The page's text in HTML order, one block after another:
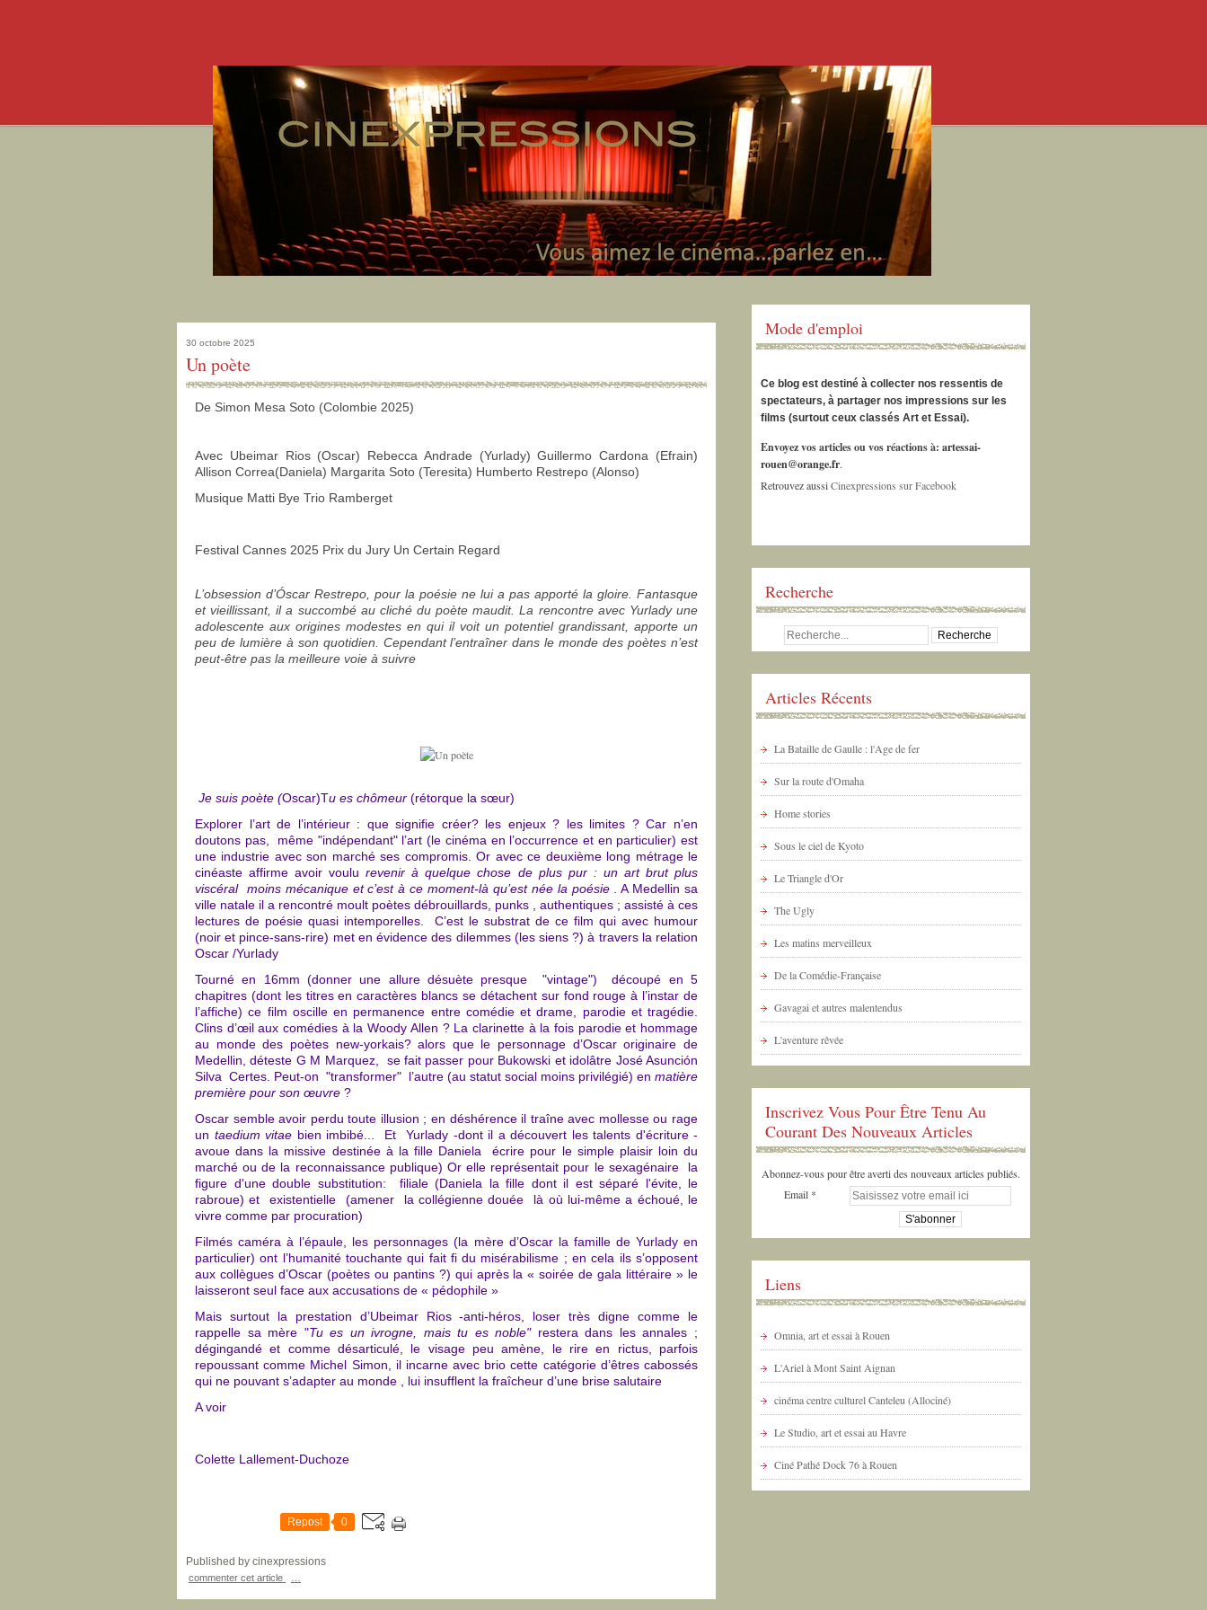
30 octobre 2025
Un poète
De Simon Mesa Soto (Colombie 2025)
Avec Ubeimar Rios (Oscar) Rebecca Andrade (Yurlady) Guillermo Cardona (Efrain)
Allison Correa(Daniela) Margarita Soto (Teresita) Humberto Restrepo (Alonso)
Musique Matti Bye Trio Ramberget
Festival Cannes 2025 Prix du Jury Un Certain Regard
L’obsession d’Óscar Restrepo, pour la poésie ne lui a pas apporté la gloire. Fantasque
et vieillissant, il a succombé au cliché du poète maudit. La rencontre avec Yurlady une
adolescente aux origines modestes en qui il voit un potentiel grandissant, apporte un
peu de lumière à son quotidien. Cependant l’entraîner dans le monde des poètes n’est
peut-être pas la meilleure voie à suivre
Je suis poète (Oscar)Tu es chômeur (rétorque la sœur)
Explorer l’art de l’intérieur : que signifie créer? les enjeux ? les limites ? Car n’en
doutons pas, même "indépendant" l’art (le cinéma en l’occurrence et en particulier) est
une industrie avec son marché ses compromis. Or avec ce deuxième long métrage le
cinéaste affirme avoir voulurevenir à quelque chose de plus pur : un art brut plus
viscéral moins mécanique et c’est à ce moment-là qu’est née la poésie. A Medellin sa
ville natale il a rencontré moult poètes débrouillards, punks , authentiques ; assisté à ces
lectures de poésie quasi intemporelles. C’est le substrat de ce film qui avec humour
(noir et pince-sans-rire) met en évidence des dilemmes (les siens ?) à travers la relation
Oscar /Yurlady
Tourné en 16mm (donner une allure désuète presque "vintage") découpé en 5
chapitres (dont les titres en caractères blancs se détachent sur fond rouge à l’instar de
l’affiche) ce film oscille en permanence entre comédie et drame, parodie et tragédie.
Clins d’œil aux comédies à la Woody Allen ? La clarinette à la fois parodie et hommage
au monde des poètes new-yorkais? alors que le personnage d’Oscar originaire de
Medellin, déteste G M Marquez, se fait passer pour Bukowski et idolâtre José Asunción
Silva Certes. Peut-on "transformer" l’autre (au statut social moins privilégié) en matière
première pour son œuvre ?
Oscar semble avoir perdu toute illusion ; en déshérence il traîne avec mollesse ou rage
un taedium vitae bien imbibé... Et Yurlady -dont il a découvert les talents d'écriture -
avoue dans la missive destinée à la fille Daniela écrire pour le simple plaisir loin du
marché ou de la reconnaissance publique) Or elle représentait pour le sexagénaire la
figure d'une double substitution: filiale (Daniela la fille dont il est séparé l'évite, le
rabroue) et existentielle (amener la collégienne douée là où lui-même a échoué, le
vivre comme par procuration)
Filmés caméra à l’épaule, les personnages (la mère d’Oscar la famille de Yurlady en
particulier) ont l’humanité touchante qui fait fi du misérabilisme ; en cela ils s’opposent
aux collègues d’Oscar (poètes ou pantins ?) qui après la « soirée de gala littéraire » le
laisseront seul face aux accusations de « pédophile »
Mais surtout la prestation d’Ubeimar Rios -anti-héros, loser très digne comme le
rappelle sa mère "Tu es un ivrogne, mais tu es noble" restera dans les annales ;
dégingandé et comme désarticulé, le visage peu amène, le rire en rictus, parfois
repoussant comme Michel Simon, il incarne avec brio cette catégorie d’êtres cabossés
qui ne pouvant s’adapter au monde , lui insufflent la fraîcheur d’une brise salutaire
A voir
Colette Lallement-Duchoze
Repost 0
Published by cinexpressions
commenter cet article
Mode d'emploi
Ce blog est destiné à collecter nos ressentis de
spectateurs, à partager nos impressions sur les
films (surtout ceux classés Art et Essai).
Envoyez vos articles ou vos réactions à: artessai-
rouen@orange.fr.
Retrouvez aussiCinexpressions sur Facebook
Recherche
Articles Récents
La Bataille de Gaulle : l'Age de fer
Sur la route d'Omaha
Home stories
Sous le ciel de Kyoto
Le Triangle d'Or
The Ugly
Les matins merveilleux
De la Comédie-Française
Gavagai et autres malentendus
L'aventure rêvée
Inscrivez Vous Pour Être Tenu Au
Courant Des Nouveaux Articles
Abonnez-vous pour être averti des nouveaux articles publiés.
Email
Liens
Omnia, art et essai à Rouen
L'Ariel à Mont Saint Aignan
cinéma centre culturel Canteleu (Allociné)
Le Studio, art et essai au Havre
Ciné Pathé Dock 76 à Rouen